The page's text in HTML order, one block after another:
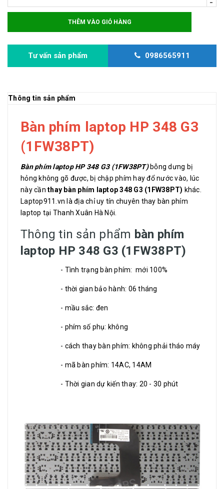
THÊM VÀO GIỎ HÀNG
Tư vấn sản phẩm 0986565911
Thông tin sản phẩm
Bàn phím laptop HP 348 G3
(1FW38PT)
Bàn phím laptop HP 348 G3 (1FW38PT)bỗng dưng bị
hỏng không gõ được, bị chập phím hay đổ nước vào, lúc
này cần thay bàn phím laptop 348 G3 (1FW38PT) khác.
Laptop911.vn là địa chỉ uy tín chuyên thay bàn phím
laptop tại Thanh Xuân Hà Nội.
Thông tin sản phẩm bàn phím
laptop HP 348 G3 (1FW38PT)
- Tình trạng bàn phím: mới 100%
- thời gian bảo hành: 06 tháng
- mầu sắc: đen
- phím số phụ: không
- cách thay bàn phím: không phải tháo máy
- mã bàn phím: 14AC, 14AM
- Thời gian dự kiến thay: 20 - 30 phút